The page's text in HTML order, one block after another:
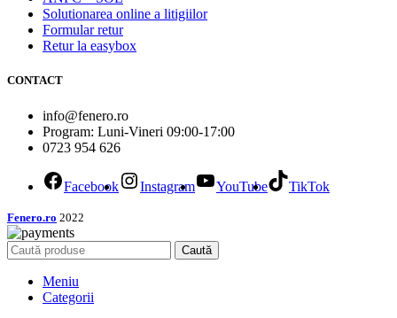
Solutionarea online a litigiilor
Formular retur
Retur la easybox
CONTACT
info@fenero.ro
Program: Luni-Vineri 09:00-17:00
0723 954 626
Facebook Instagram YouTube TikTok
Fenero.ro 2022
Caută
Meniu
Categorii